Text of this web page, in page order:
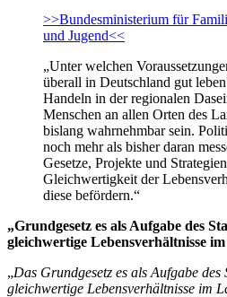
>>Bundesministerium für
und Jugend<<
„Unter welchen
überall in Deutschland gut
Handeln in der regionalen
Menschen an allen Orten des
bislang wahrnehmbar sein.
noch mehr als bisher daran
Gesetze, Projekte und
Gleichwertigkeit der
diese befördern.“
„Grundgesetz es als Aufgabe des
gleichwertige Lebensverhältnisse
„Das Grundgesetz es als Aufgabe
gleichwertige Lebensverhältnisse im